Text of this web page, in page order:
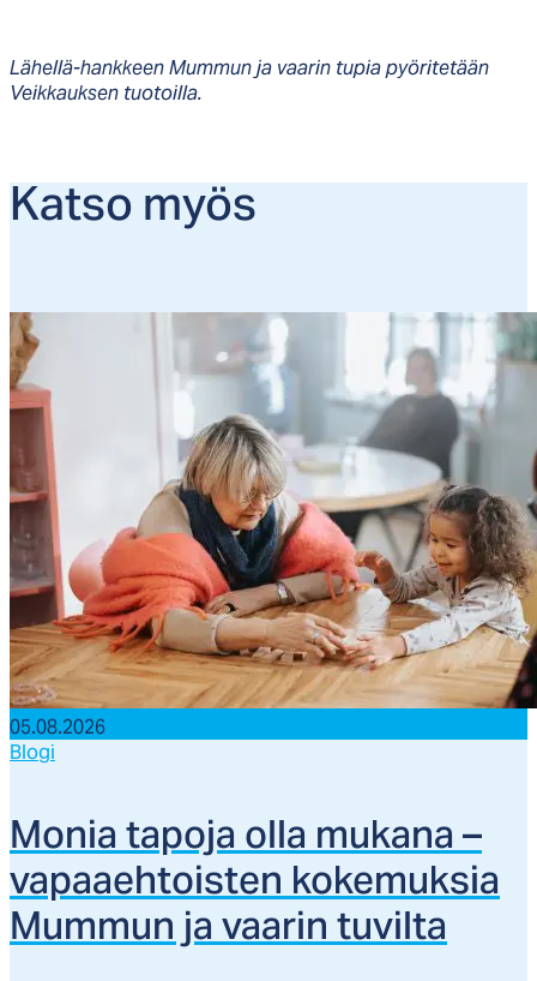
Lähellä-hankkeen Mummun ja vaarin tupia pyöritetään
Veikkauksen tuotoilla.
Kat­so myös
05.08.2026
Blogi
Mo­nia ta­po­ja ol­la mu­ka­na –
va­paaeh­tois­ten ko­ke­muk­sia
Mum­mun ja vaa­rin tu­vil­ta